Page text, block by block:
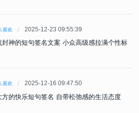
喜欢 2025-12-23 09:55:39
封神的短句签名文案 小众高级感拉满个性标
喜欢 2025-12-16 09:47:50
方的快乐短句签名 自带松弛感的生活态度